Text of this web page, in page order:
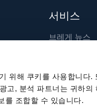
위해 쿠키를 사용합니다.
고, 분석 파트너는 귀하의
를 조합할 수 있습니다.
서비스
브레게 뉴스
출판물
지속 가능성
채용